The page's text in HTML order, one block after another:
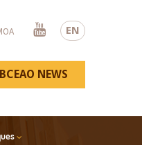
EN
Youtube
BCEAO NEWS